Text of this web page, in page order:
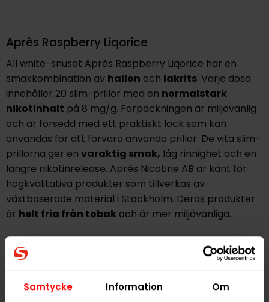
Samtycke Information Om
Après Raspberry Liqorice
All white-snuset Après Raspberry Liqorice har en
smakkombination av hallon och lakrits. Varje dosa
innehåller 20 slim-prillor med en normalstark
nikotinhalt på 8 mg/g. Förpackningen är miljövänlig
och är försedd med ett praktiskt lock som kan
användas för att förvara använda prillor. De vita slim-
prillorna ger en varaktig smak, låg rinnighet och en
längre nikotinrelease. Après Nicotine AB är känt för
högkvalitativa produkter som tillverkas av
växtbaserade material i Stockholm. Deras produkter
är helt fria från tobakoch är mer miljövänliga.
Hitta alla produkter från